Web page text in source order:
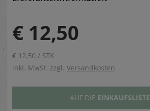
€ 12,50
€ 12,50 / STK
inkl. MwSt. zzgl. Versandkosten
AUF DIE EINKAUFSLISTE